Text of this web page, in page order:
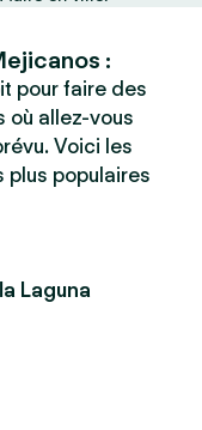
:
pour faire des
où allez-vous
Voici les
plus populaires
Laguna